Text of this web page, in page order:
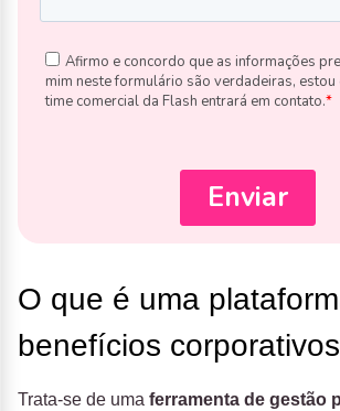
O que é uma
benefícios
Trata-se de uma ferramenta de gestão